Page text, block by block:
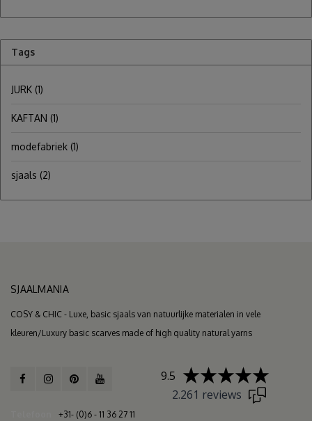
Tags
JURK (1)
KAFTAN (1)
modefabriek (1)
sjaals (2)
SJAALMANIA
COSY & CHIC - Luxe, basic sjaals van natuurlijke materialen in vele
kleuren/Luxury basic scarves made of high quality natural yarns
+31- (0)6 - 11 36 27 11
9.5
2.261 reviews